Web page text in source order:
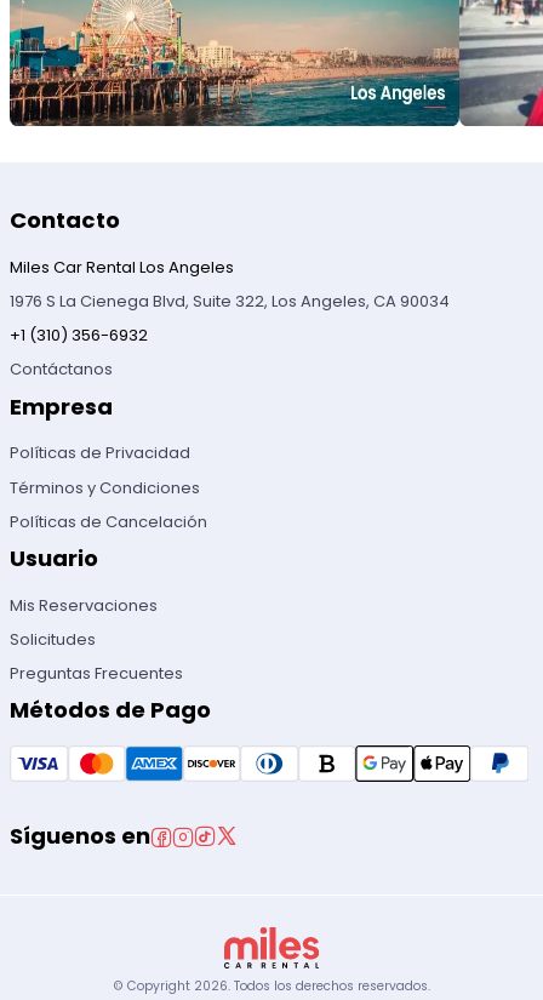
Contacto
Miles Car Rental Los Angeles
1976 S La Cienega Blvd, Suite 322, Los Angeles, CA 90034
+1 (310) 356-6932
Contáctanos
Empresa
Políticas de Privacidad
Términos y Condiciones
Políticas de Cancelación
Usuario
Mis Reservaciones
Solicitudes
Preguntas Frecuentes
Métodos de Pago
Síguenos en
© Copyright 2026. Todos los derechos reservados.